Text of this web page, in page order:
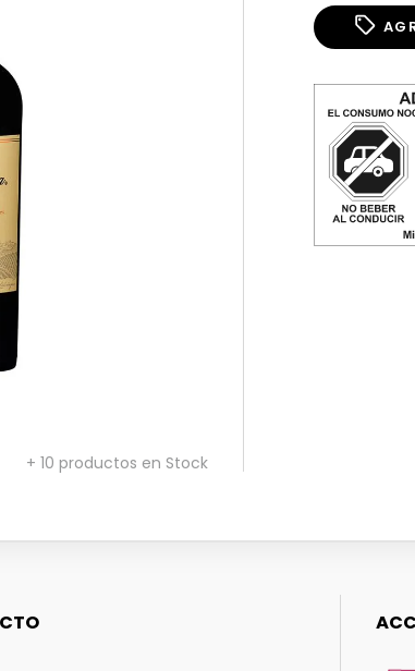
+ 10 productos en Stock